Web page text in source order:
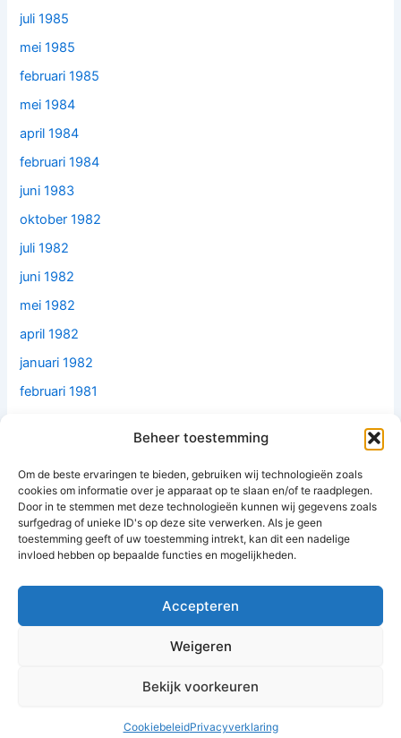
Beheer toestemming
Om de beste ervaringen te bieden, gebruiken wij technologieën zoals
cookies om informatie over je apparaat op te slaan en/of te raadplegen.
Door in te stemmen met deze technologieën kunnen wij gegevens zoals
surfgedrag of unieke ID's op deze site verwerken. Als je geen
toestemming geeft of uw toestemming intrekt, kan dit een nadelige
invloed hebben op bepaalde functies en mogelijkheden.
Accepteren
Weigeren
Bekijk voorkeuren
CookiebeleidPrivacyverklaring
juli 1985
mei 1985
februari 1985
mei 1984
april 1984
februari 1984
juni 1983
oktober 1982
juli 1982
juni 1982
mei 1982
april 1982
januari 1982
februari 1981
mei 1977
februari 1977
mei 1976
oktober 1974
april 1967